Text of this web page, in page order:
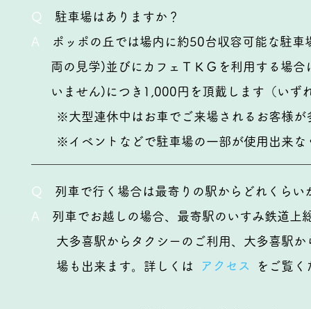
Q
駐車場はありますか？
A ポッポの丘では場内に約50台収容可能な駐車
両の見学)並びにカフェＴＫＧを利用する場合
いません)につ き1,000円を頂戴します（いず
※大型連休中はお車でご来場されるお客様が
※イベントなどで駐車場の一部が使用出来な
Q
列車で行く場合は最寄りの駅からどれくらい
A 列車でお越しの場合、最寄駅のいすみ鉄道上
大多喜駅からタクシーのご利用、大多喜駅か
場も 出来ます。詳しくは をご覧くだ
アクセス